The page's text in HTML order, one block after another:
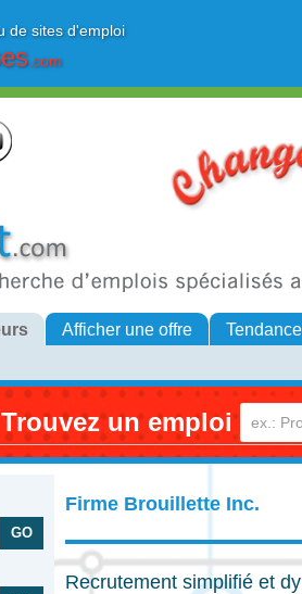
de sites d'emploi
.com
Afficher une offre
Trouvez un emploi
Firme Brouillette Inc.
Recrutement simplifié et